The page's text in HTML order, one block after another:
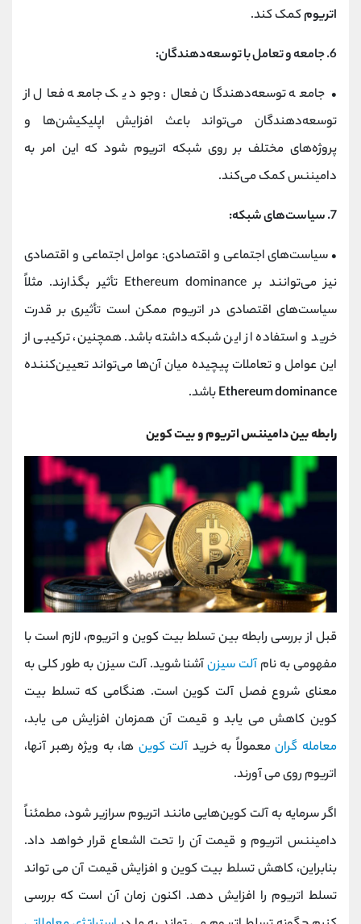
اتریومکمک کند.
6. جامعه و تعامل با توسعه‌دهندگان:
• جامعه توسعه‌دهندگان فعال: وجود یک جامعه فعال از
توسعه‌دهندگان می‌تواند باعث افزایش اپلیکیشن‌ها و
پروژه‌های مختلف بر روی شبکه اتریوم شود که این امر به
دامیننس کمک می‌کند.
7. سیاست‌های شبکه:
•سیاست‌های اجتماعی و اقتصادی: عوامل اجتماعی و اقتصادی
نیز می‌توانند بر Ethereum dominance تأثیر بگذارند. مثلاً
سیاست‌های اقتصادی در اتریوم ممکن است تأثیری بر قدرت
خرید و استفاده از این شبکه داشته باشد. همچنین، ترکیبی از
این عوامل و تعاملات پیچیده میان آن‌ها می‌تواند تعیین‌کننده
Ethereum dominanceباشد.
رابطه بین دامیننس اتریوم و بیت کوین
قبل از بررسی رابطه بین تسلط بیت کوین و اتریوم، لازم است با
مفهومی به نامآلت سیزنآشنا شوید. آلت سیزن به طور کلی به
معنای شروع فصل آلت کوین است. هنگامی که تسلط بیت
کوین کاهش می یابد و قیمت آن همزمان افزایش می یابد،
معامله گرانمعمولاً به خرید آلت کوین ها، به ویژه رهبر آنها،
اتریوم روی می آورند.
اگر سرمایه به آلت کوین‌هایی مانند اتریوم سرازیر شود، مطمئناً
دامیننس اتریوم و قیمت آن را تحت الشعاع قرار خواهد داد.
بنابراین، کاهش تسلط بیت کوین و افزایش قیمت آن می تواند
تسلط اتریوم را افزایش دهد. اکنون زمان آن است که بررسی